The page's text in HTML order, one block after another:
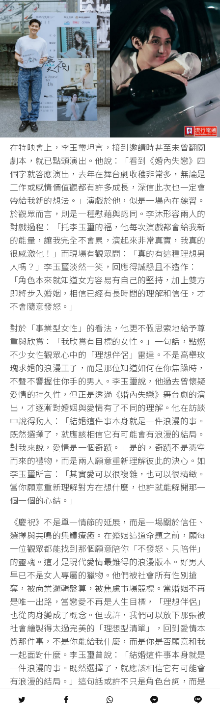
在特映會上，李玉璽坦言，接到邀請時甚至未曾翻閱
劇本，就已點頭演出。他說：「看到《婚內失戀》四
個字就答應演出，去年在舞台劇收穫非常多，無論是
工作或感情價值觀都有許多成長，深信此次也一定會
帶給我新的想法。」演戲於他，似是一場內在練習。
於觀眾而言，則是一種慰藉與認同。李沐形容兩人的
對戲過程：「托李玉璽的福，他每次演戲都會給我新
的能量，讓我完全不會累，演起來非常真實，我真的
很感激他！」而現場有觀眾問：「真的有這種理想男
人嗎？」李玉璽淡然一笑，回應得誠懇且不造作：
「角色本來就知道女方容易有自己的堅持，加上雙方
即將步入婚姻，相信已經有長時間的理解和信任，才
不會隨意發怒。」
對於「事業型女性」的看法，他更不假思索地給予尊
重與欣賞：「我欣賞有目標的女性。」一句話，點燃
不少女性觀眾心中的「理想伴侶」雷達。不是高舉玫
瑰求婚的浪漫王子，而是那位知道如何在你焦躁時，
不聲不響握住你手的男人。李玉璽說，他過去曾懷疑
愛情的持久性，但正是透過《婚內失戀》舞台劇的演
出，才逐漸對婚姻與愛情有了不同的理解。他在訪談
中說得動人：「結婚這件事本身就是一件浪漫的事。
既然選擇了，就應該相信它有可能會有浪漫的結局。
對我來說，愛情是一個奇蹟。」是的，奇蹟不是憑空
而來的禮物，而是兩人願意重新理解彼此的決心。如
李玉璽所言：「其實愛可以很複雜，也可以很精緻。
當你願意重新理解對方在想什麼，也許就能解開那一
個一個的心結。」
《慶祝》不是單一情節的延展，而是一場關於信任、
選擇與共鳴的集體療癒。在婚姻這道命題之前，願每
一位觀眾都能找到那個願意陪你「不發怒、只陪伴」
的靈魂。這才是現代愛情最難得的浪漫版本。好男人
早已不是女人專屬的獵物。他們被社會所有性別搶
奪，被商業邏輯盤算，被焦慮市場競標。當婚姻不再
是唯一出路，當戀愛不再是人生目標，「理想伴侶」
也從肉身變成了概念。但或許，我們可以放下那張被
社會繪製得太過完美的「理想型清單」，回到愛情本
質那件事，不是你能給我什麼，而是你是否願意和我
一起面對什麼。李玉璽曾說：「結婚這件事本身就是
一件浪漫的事。既然選擇了，就應該相信它有可能會
有浪漫的結局。」這句話或許不只是角色台詞，而是
一種抗拒現實崩壞的溫柔信仰。在這場價值觀快速輪
轉的時代，我們是否還相信那種不計算、不測量的情